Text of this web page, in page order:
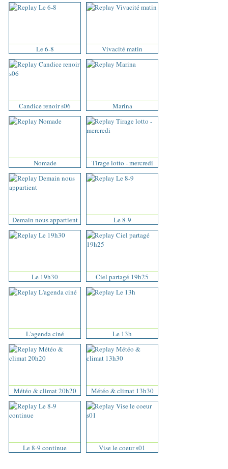
Le 6-8 Vivacité matin
Candice renoir s06 Marina
Nomade Tirage lotto - mercredi
Demain nous appartient Le 8-9
Le 19h30 Ciel partagé 19h25
L'agenda ciné Le 13h
Météo & climat 20h20 Météo & climat 13h30
Le 8-9 continue Vise le coeur s01